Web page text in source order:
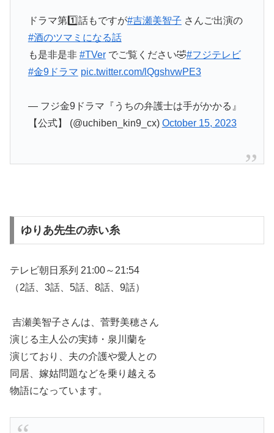
ドラマ第1️⃣話もですが#吉瀬美智子 さんご出演の
#酒のツマミになる話
も是非是非 #TVerでご覧ください🤣#フジテレビ
#金9ドラマ pic.twitter.com/lQgshvwPE3
— フジ金9ドラマ『うちの弁護士は手がかかる』
【公式】 (@uchiben_kin9_cx) October 15, 2023
ゆりあ先生の赤い糸
テレビ朝日系列 21:00～21:54
（2話、3話、5話、8話、9話）
吉瀬美智子さんは、菅野美穂さん
演じる主人公の実姉・泉川蘭を
演じており、夫の介護や愛人との
同居、嫁姑問題などを乗り越える
物語になっています。